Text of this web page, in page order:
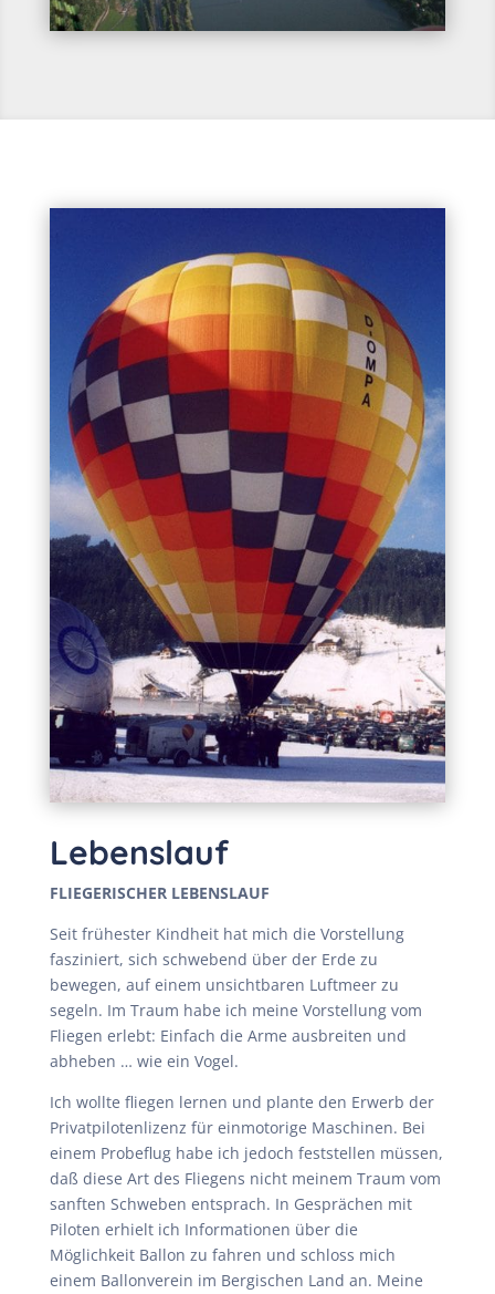
Lebenslauf
FLIEGERISCHER LEBENSLAUF
Seit frühester Kindheit hat mich die Vorstellung
fasziniert, sich schwebend über der Erde zu
bewegen, auf einem unsichtbaren Luftmeer zu
segeln. Im Traum habe ich meine Vorstellung vom
Fliegen erlebt: Einfach die Arme ausbreiten und
abheben … wie ein Vogel.
Ich wollte fliegen lernen und plante den Erwerb der
Privatpilotenlizenz für einmotorige Maschinen. Bei
einem Probeflug habe ich jedoch feststellen müssen,
daß diese Art des Fliegens nicht meinem Traum vom
sanften Schweben entsprach. In Gesprächen mit
Piloten erhielt ich Informationen über die
Möglichkeit Ballon zu fahren und schloss mich
einem Ballonverein im Bergischen Land an. Meine